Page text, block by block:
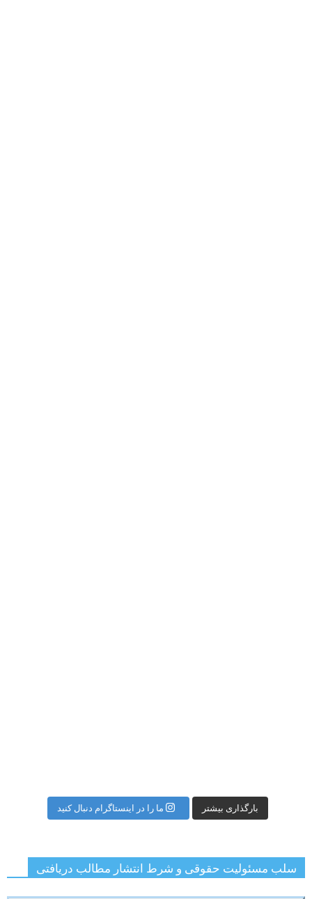
بارگذاری بیشتر ما را در اینستاگرام دنبال کنید
سلب مسئولیت حقوقی و شرط انتشار مطالب دریافتی